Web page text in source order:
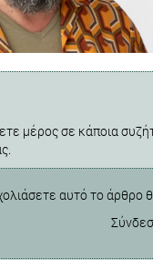
μέρος σε κάποια
αυτό το άρθρο